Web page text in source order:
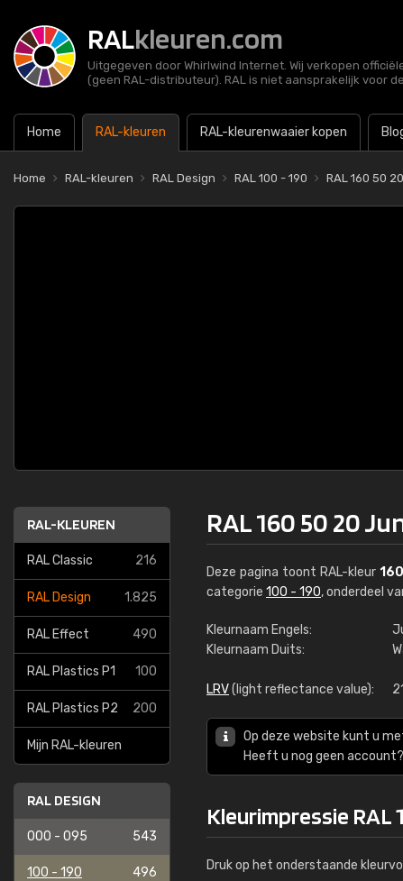
RALkleuren.com
Uitgegeven door Whirlwind Internet. Wij verkopen
(geen RAL-distributeur). RAL is niet aansprakelijk voor
Home RAL-kleuren RAL-kleurenwaaier kopen
Home RAL-kleuren RAL Design RAL 100 - 190 RAL 160 50
RAL-KLEUREN
RAL Classic 216
RAL Design 1.825
RAL Effect 490
RAL Plastics P1 100
RAL Plastics P2 200
Mijn RAL-kleuren
RAL DESIGN
000 - 095 543
100 - 190 496
RAL 160 50 20
Deze pagina toont RAL-kleur
categorie 100 - 190, onderdeel
Kleurnaam Engels:
Kleurnaam Duits:
LRV(light reflectance value):
Op deze website kunt u
Heeft u nog geen
Kleurimpressie RAL
Druk op het onderstaande